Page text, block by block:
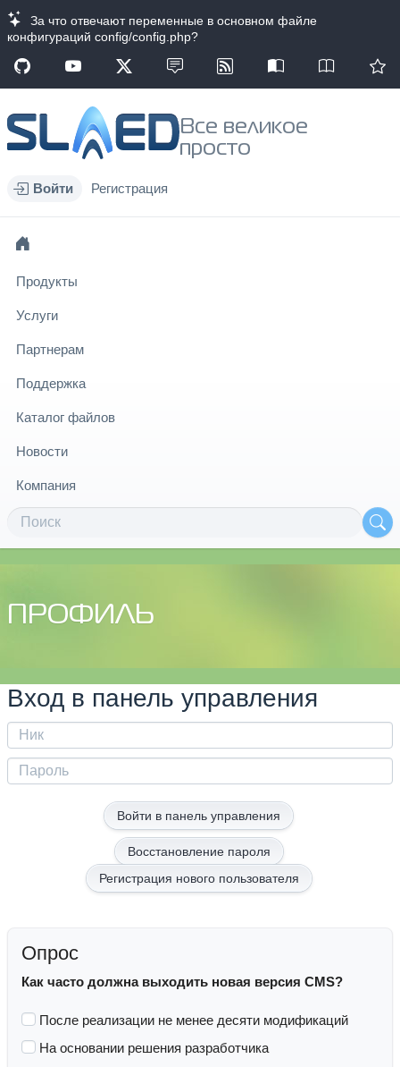
За что отвечают переменные в основном файле
конфигураций config/config.php?
Все великое
просто
Войти Регистрация
Продукты
Услуги
Партнерам
Поддержка
Каталог файлов
Новости
Компания
ПРОФИЛЬ
Вход в панель управления
Восстановление пароля
Регистрация нового пользователя
Опрос
Как часто должна выходить новая версия CMS?
После реализации не менее десяти модификаций
На основании решения разработчика